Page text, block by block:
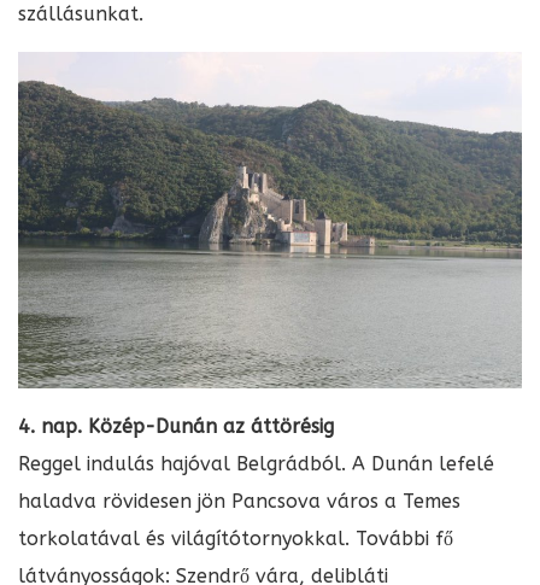
szállásunkat.
4. nap. Közép-Dunán az áttörésig
Reggel indulás hajóval Belgrádból. A Dunán lefelé
haladva rövidesen jön Pancsova város a Temes
torkolatával és világítótornyokkal. További fő
látványosságok: Szendrő vára, delibláti